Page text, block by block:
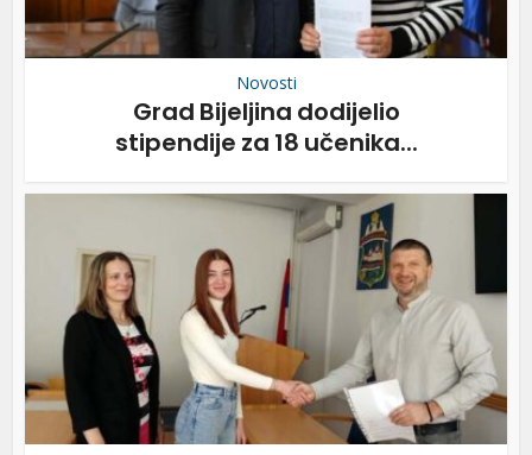
Novosti
Grad Bijeljina dodijelio
stipendije za 18 učenika...